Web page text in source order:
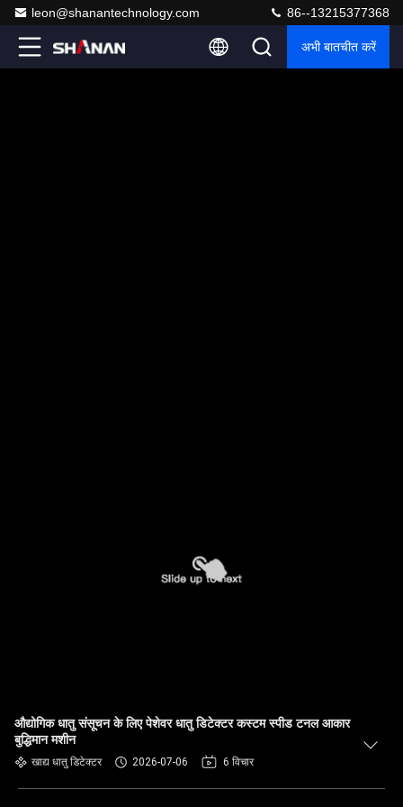
leon@shanantechnology.com 86--13215377368
अभी बातचीत करें
औद्योगिक धातु संसूचन के लिए पेशेवर धातु डिटेक्टर कस्टम स्पीड टनल आकार
बुद्धिमान मशीन
खाद्य धातु डिटेक्टर 2026-07-06 6 विचार